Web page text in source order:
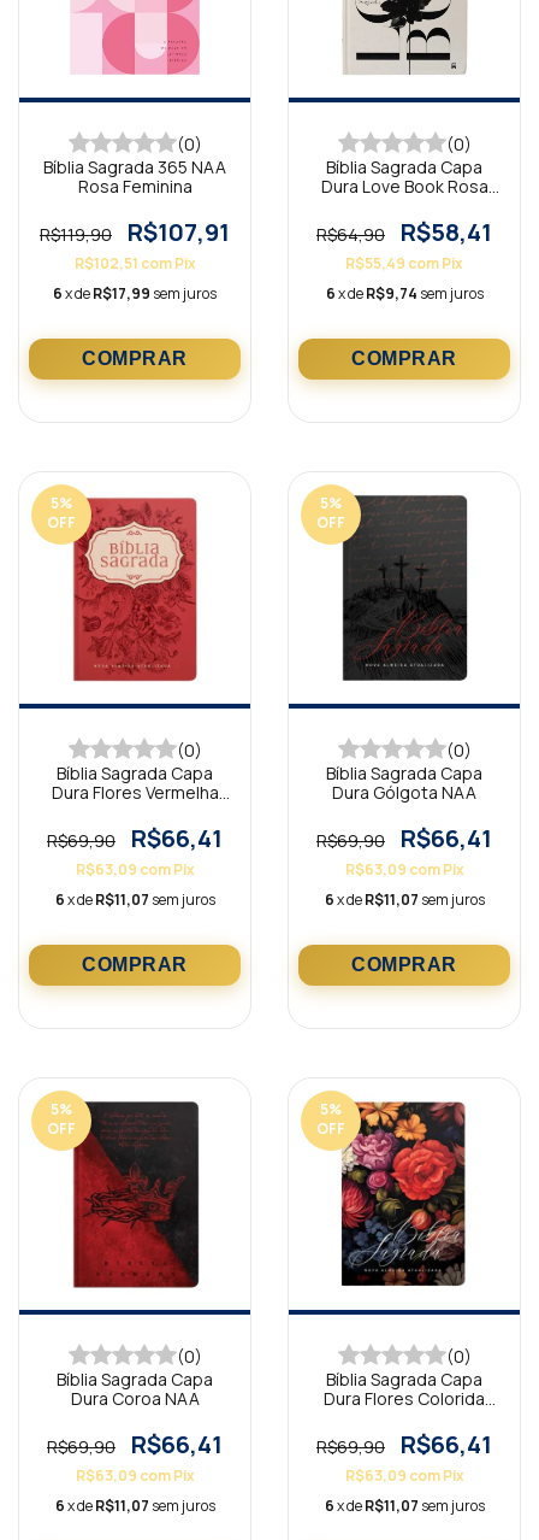
(0)
Bíblia Sagrada 365 NAA
Rosa Feminina
R$119,90 R$107,91
R$102,51 com Pix
6x deR$17,99 sem juros
(0)
Bíblia Sagrada Capa
Dura Love Book Rosa
R$64,90
R$58,41
R$55,49 comPix
6x deR$9,74 sem juros
5%
OFF
(0)
Bíblia Sagrada Capa
Dura Flores Vermelha
R$69,90
R$66,41
R$63,09 com Pix
6x deR$11,07 sem juros
5%
OFF
(0)
Bíblia Sagrada Capa
Dura Gólgota NAA
R$69,90 R$66,41
R$63,09 com Pix
6x deR$11,07 sem juros
5%
OFF
(0)
Bíblia Sagrada Capa
Dura Coroa NAA
R$69,90 R$66,41
R$63,09 com Pix
6x deR$11,07 sem juros
5%
OFF
(0)
Bíblia Sagrada Capa
Dura Flores Colorida
R$69,90
R$66,41
R$63,09 com Pix
6x deR$11,07 sem juros